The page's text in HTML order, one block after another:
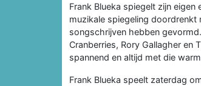
Frank Blueka spiegelt zijn
muzikale spiegeling doordrenkt
songschrijven hebben
Cranberries, Rory Gallagher en
spannend en altijd met die
Frank Blueka speelt zaterdag